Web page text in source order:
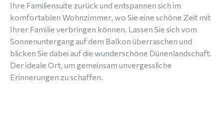
Ihre Familiensuite zurück und entspannen sich im
komfortablen Wohnzimmer, wo Sie eine schöne Zeit mit
Ihrer Familie verbringen können. Lassen Sie sich vom
Sonnenuntergang auf dem Balkon überraschen und
blicken Sie dabei auf die wunderschöne Dünenlandschaft.
Der ideale Ort, um gemeinsam unvergessliche
Erinnerungen zu schaffen.